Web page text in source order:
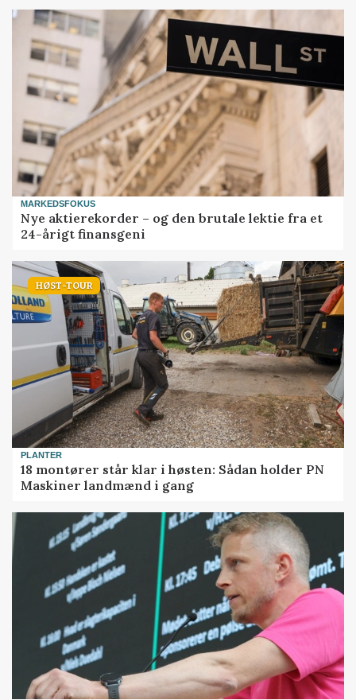
MARKEDSFOKUS
Nye aktierekorder – og den brutale lektie fra et
24-årigt finansgeni
HØST-TOUR
PLANTER
18 montører står klar i høsten: Sådan holder PN
Maskiner landmænd i gang